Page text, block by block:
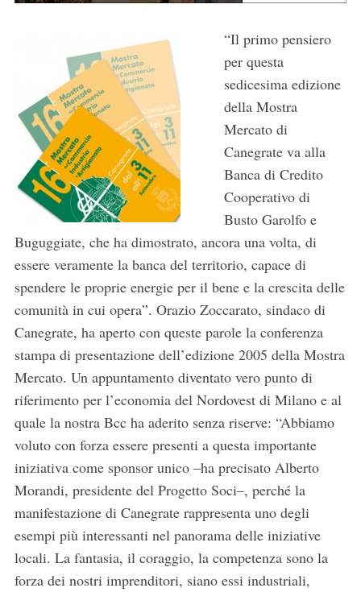
“Il primo pensiero
per questa
sedicesima edizione
della Mostra
Mercato di
Canegrate va alla
Banca di Credito
Cooperativo di
Busto Garolfo e
Buguggiate, che ha dimostrato, ancora una volta, di
essere veramente la banca del territorio, capace di
spendere le proprie energie per il bene e la crescita delle
comunità in cui opera”. Orazio Zoccarato, sindaco di
Canegrate, ha aperto con queste parole la conferenza
stampa di presentazione dell’edizione 2005 della Mostra
Mercato. Un appuntamento diventato vero punto di
riferimento per l’economia del Nordovest di Milano e al
quale la nostra Bcc ha aderito senza riserve: “Abbiamo
voluto con forza essere presenti a questa importante
iniziativa come sponsor unico –ha precisato Alberto
Morandi, presidente del Progetto Soci–, perché la
manifestazione di Canegrate rappresenta uno degli
esempi più interessanti nel panorama delle iniziative
locali. La fantasia, il coraggio, la competenza sono la
forza dei nostri imprenditori, siano essi industriali,